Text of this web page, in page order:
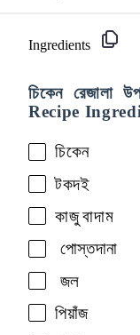
Ingredients
চিকেন
Recipe
চিকেন
টকদই
কাজুবাদাম
পোস্তদানা
জল
পিয়াঁজ